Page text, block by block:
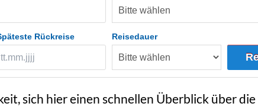
Rückreise Reisedauer
sich hier einen schnellen Überblick über